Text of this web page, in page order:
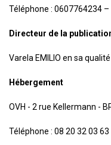
Téléphone : 0607764234
Directeur de la
Varela EMILIO en sa
Hébergement
OVH - 2 rue Kellermann -
Téléphone : 08 20 32 03